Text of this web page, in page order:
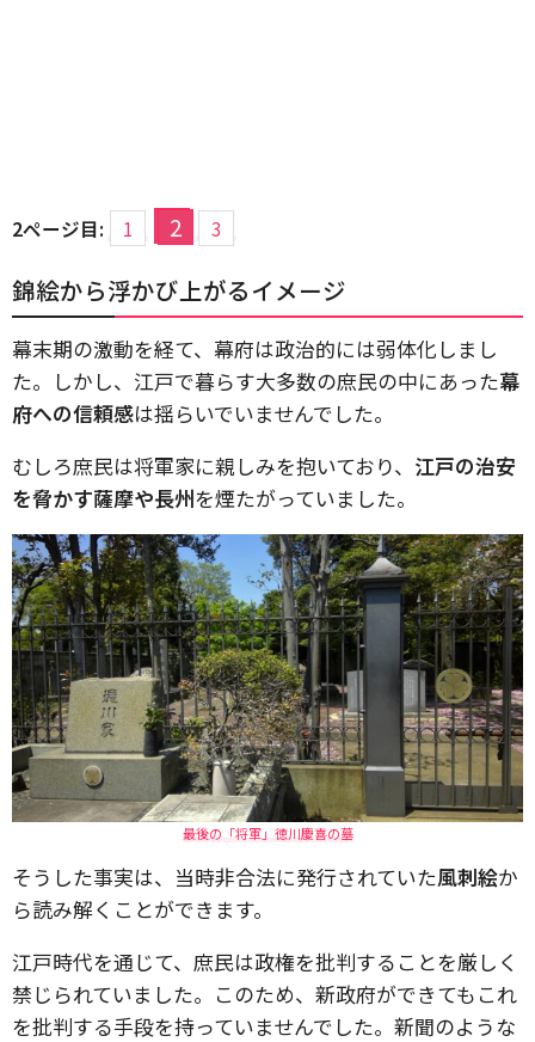
2ページ目: 1 2 3
錦絵から浮かび上がるイメージ
幕末期の激動を経て、幕府は政治的には弱体化しまし
た。しかし、江戸で暮らす大多数の庶民の中にあった幕
府への信頼感は揺らいでいませんでした。
むしろ庶民は将軍家に親しみを抱いており、 江戸の治安
を脅かす薩摩や長州を煙たがっていました。
最後の「将軍」徳川慶喜の墓
そうした事実は、当時非合法に発行されていた風刺絵か
ら読み解くことができます。
江戸時代を通じて、庶民は政権を批判することを厳しく
禁じられていました。このため、新政府ができてもこれ
を批判する手段を持っていませんでした。新聞のような